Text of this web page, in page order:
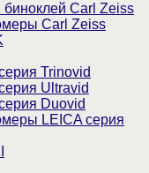
Carl Zeiss
Carl Zeiss
Trinovid
Ultravid
Duovid
LEICA серия